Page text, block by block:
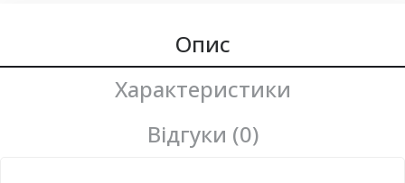
Опис
Характеристики
Відгуки (0)